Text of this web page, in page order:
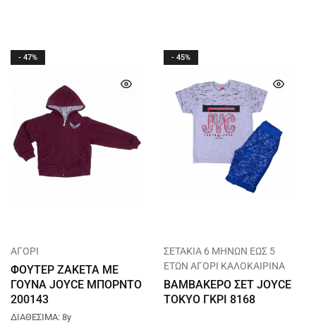
- 47%
ΑΓΟΡΙ
ΦΟΥΤΕΡ ΖΑΚΕΤΑ ΜΕ
ΓΟΥΝΑ JOYCE ΜΠΟΡΝΤΟ
200143
ΔΙΑΘΕΣΙΜΑ: 8y
- 45%
ΣΕΤΑΚΙΑ 6 ΜΗΝΩΝ ΕΩΣ 5
ΕΤΩΝ ΑΓΟΡΙ ΚΑΛΟΚΑΙΡΙΝΑ
ΒΑΜΒΑΚΕΡΟ ΣΕΤ JOYCE
TOKYO ΓΚΡΙ 8168